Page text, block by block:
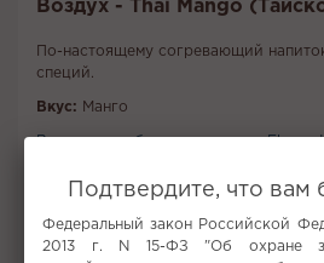
Воздух - Thai Mango
По-настоящему согревающий
специй.
Вкус: Манго
Все вкусы табака для кальяна Element
Не забудьте купить
Подтвердите, что вам
Федеральный закон Российской
2013 г. N 15-ФЗ "Об охране